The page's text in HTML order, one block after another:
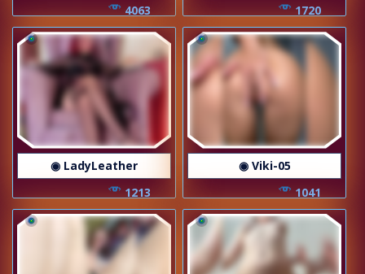
4063
1720
◉ LadyLeather
1213
◉ Viki-05
1041